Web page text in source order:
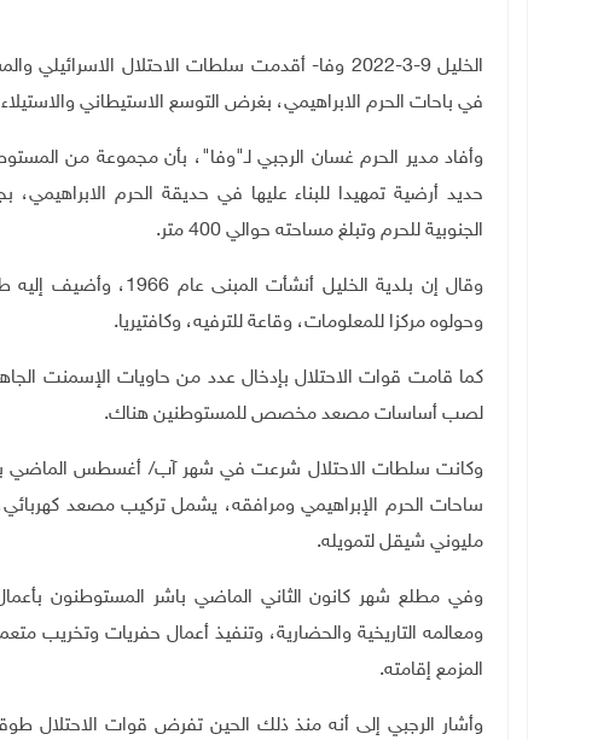
الخليل 9-3-2022 وفا- أقدمت سلطات الاحتلال
في باحات الحرم الابراهيمي، بغرض التوسع الاستيطاني
وأفاد مدير الحرم غسان الرجبي لـ"وفا"، بأن مجموعة من
حديد أرضية تمهيدا للبناء عليها في حديقة الحرم الابراهيمي،
الجنوبية للحرم وتبلغ مساحته حوالي 400 متر.
وحولوه مركزا للمعلومات، وقاعة للترفيه، وكافتيريا.
كما قامت قوات الاحتلال بإدخال عدد من حاويات الإسمنت
لصب أساسات مصعد مخصص للمستوطنين هناك.
ساحات الحرم الإبراهيمي ومرافقه، يشمل تركيب مصعد
مليوني شيقل لتمويله.
وفي مطلع شهر كانون الثاني الماضي باشر المستوطنون
ومعالمه التاريخية والحضارية، وتنفيذ أعمال حفريات وتخريب
المزمع إقامته.
وأشار الرجبي إلى أنه منذ ذلك الحين تفرض قوات الاحتلال